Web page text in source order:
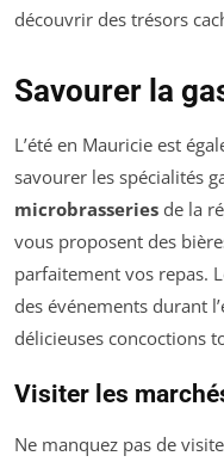
découvrir des trésors
Savourer la
L’été en Mauricie est
savourer les spécialités
microbrasseries de la
vous proposent des
parfaitement vos repas.
des événements durant
délicieuses concoctions
Visiter les
Ne manquez pas de